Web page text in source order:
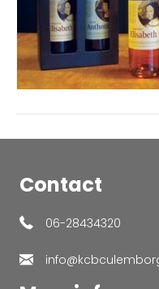
Contact
06-28434320